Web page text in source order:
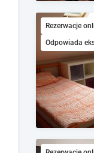
Rezerwacje
Odpowiada